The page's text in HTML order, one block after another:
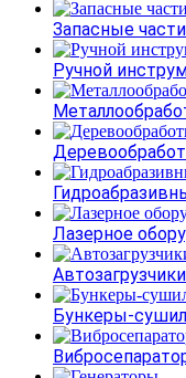
Запасные
Ручной
Лазерное
Автозагрузчики
Бункеры-